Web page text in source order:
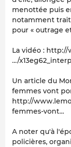
menottée puis
notamment
pour « outrage
La vidéo :
…/
Un article du
femmes vont
http://
femmes-vont…
A noter qu'à
policières,